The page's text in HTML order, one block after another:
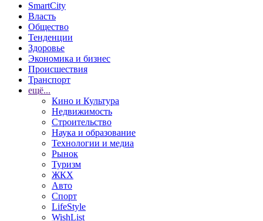
SmartCity
Власть
Общество
Тенденции
Здоровье
Экономика и бизнес
Происшествия
Транспорт
ещё...
Кино и Культура
Недвижимость
Строительство
Наука и образование
Технологии и медиа
Рынок
Туризм
ЖКХ
Авто
Спорт
LifeStyle
WishList